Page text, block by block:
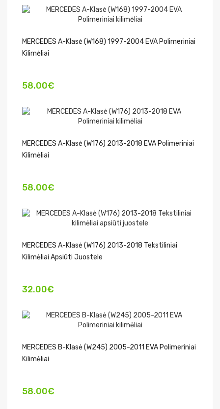
MERCEDES A-Klasė (W168) 1997-2004 EVA Polimeriniai
Kilimėliai
58.00€
MERCEDES A-Klasė (W176) 2013-2018 EVA Polimeriniai
Kilimėliai
58.00€
MERCEDES A-Klasė (W176) 2013-2018 Tekstiliniai
Kilimėliai Apsiūti Juostele
32.00€
MERCEDES B-Klasė (W245) 2005-2011 EVA Polimeriniai
Kilimėliai
58.00€